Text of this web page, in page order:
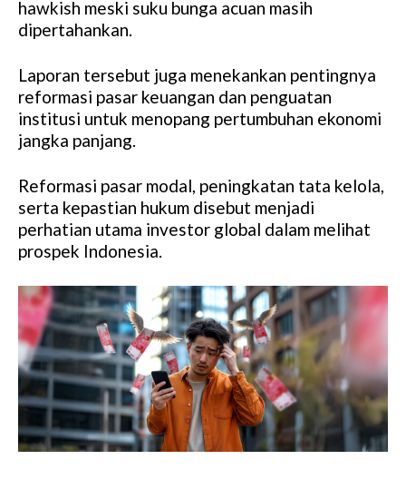
hawkish meski suku bunga acuan masih
dipertahankan.
Laporan tersebut juga menekankan pentingnya
reformasi pasar keuangan dan penguatan
institusi untuk menopang pertumbuhan ekonomi
jangka panjang.
Reformasi pasar modal, peningkatan tata kelola,
serta kepastian hukum disebut menjadi
perhatian utama investor global dalam melihat
prospek Indonesia.